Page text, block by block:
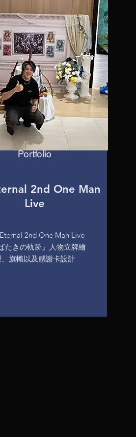
Portfolio
2nd One Man
Live
2nd One Man Live
たきの軌跡』人物立牌繪
旗幟以及感謝卡設計